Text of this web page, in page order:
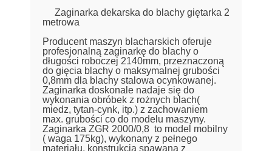
Zaginarka dekarska do blachy giętarka 2
metrowa
Producent maszyn blacharskich oferuje
profesjonalną zaginarkę do blachy o
długości roboczej 2140mm, przeznaczoną
do gięcia blachy o maksymalnej grubości
0,8mm dla blachy stalowa ocynkowanej.
Zaginarka doskonale nadaje się do
wykonania obróbek z rożnych blach(
miedz, tytan-cynk, itp.) z zachowaniem
max. grubości co do modelu maszyny.
Zaginarka ZGR 2000/0,8 to model mobilny
( waga 175kg), wykonany z pełnego
materiału, konstrukcja spawana z